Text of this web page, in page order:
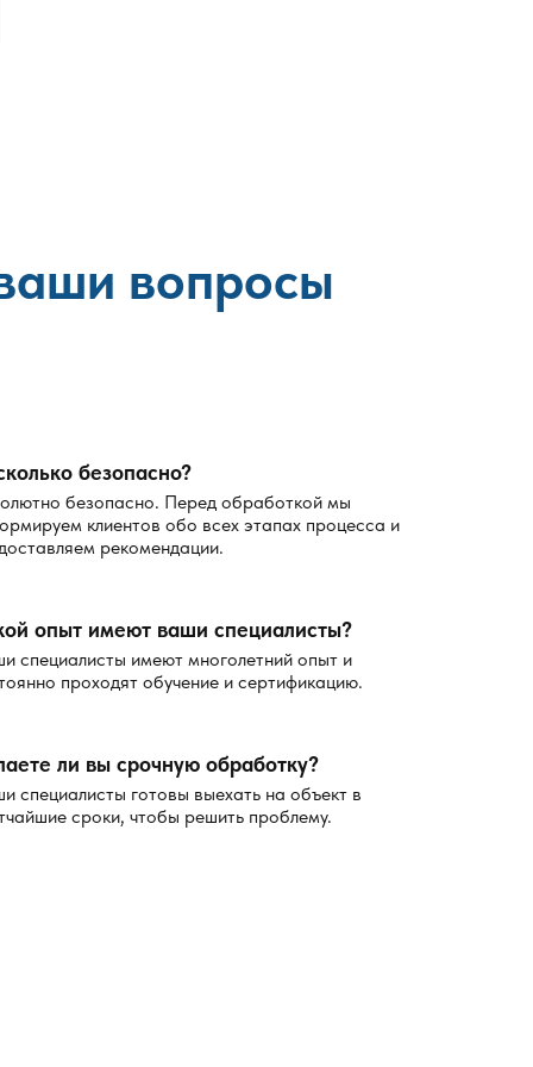
вопросы
безопасно?
безопасно. Перед обработкой мы
клиентов обо всех этапах процесса и
рекомендации.
опыт имеют ваши специалисты?
специалисты имеют многолетний опыт и
проходят обучение и сертификацию.
ли вы срочную обработку?
специалисты готовы выехать на объект в
сроки, чтобы решить проблему.